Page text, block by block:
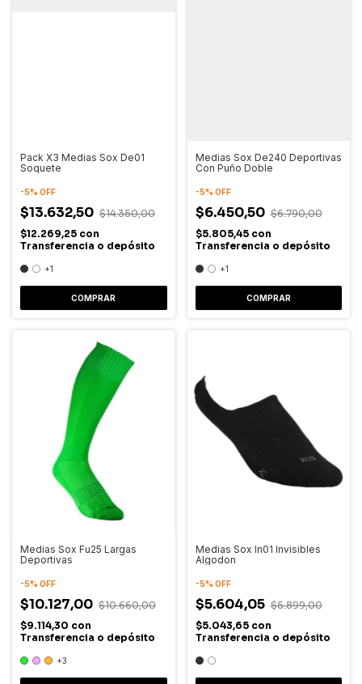
Pack X3 Medias Sox De01
Soquete
-5% OFF
$13.632,50 $14.350,00
$12.269,25 con
Transferencia o depósito
+1
COMPRAR
Medias Sox De240 Deportivas
Con Puño Doble
-5% OFF
$6.450,50 $6.790,00
$5.805,45 con
Transferencia o depósito
+1
COMPRAR
Medias Sox Fu25 Largas
Deportivas
-5% OFF
$10.127,00 $10.660,00
$9.114,30 con
Transferencia o depósito
+3
Medias Sox In01 Invisibles
Algodon
-5% OFF
$5.604,05 $5.899,00
$5.043,65 con
Transferencia o depósito